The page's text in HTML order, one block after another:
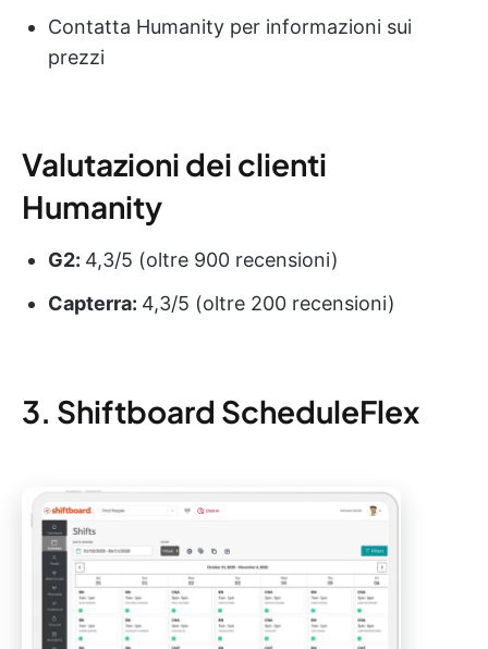
Contatta Humanity per informazioni sui
prezzi
Valutazioni dei clienti
Humanity
G2: 4,3/5 (oltre 900 recensioni)
Capterra: 4,3/5 (oltre 200 recensioni)
3. Shiftboard ScheduleFlex